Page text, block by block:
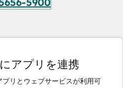
アプリを連携
リとウェブサービスが利用可